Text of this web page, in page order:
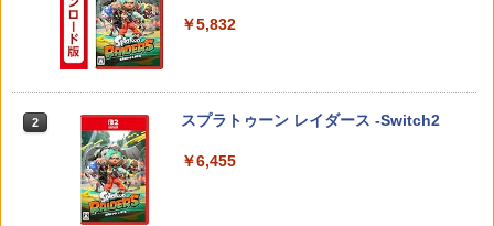
2
【顧客満足度98.3%】 Switch2 ケース
ch lite/Switch 有機ELモテルに対応 収納
2
PS5 縦置きスタンド PlayStation5 / PS5
安定感UP ブラック ブルー シルバー グ
￥5,832
2 スプラトゥーン レイダース -Switch2
￥6,455